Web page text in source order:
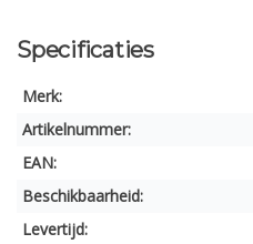
Specificaties
Merk:
Artikelnummer:
EAN:
Beschikbaarheid:
Levertijd: